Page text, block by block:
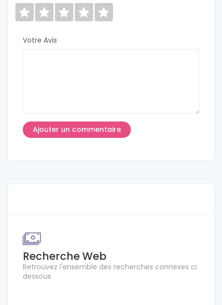
Votre Avis
Recherche Web
Retrouvez l'ensemble des recherches connexes ci
dessous